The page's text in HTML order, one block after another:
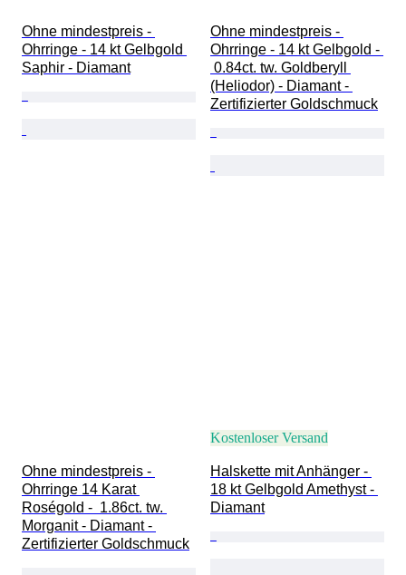
Ohne mindestpreis -
Ohrringe - 14 kt Gelbgold
Saphir - Diamant
Ohne mindestpreis -
Ohrringe - 14 kt Gelbgold -
0.84ct. tw. Goldberyll
(Heliodor) - Diamant -
Zertifizierter Goldschmuck
Ohne mindestpreis -
Ohrringe 14 Karat
Roségold -  1.86ct. tw.
Morganit - Diamant -
Zertifizierter Goldschmuck
Kostenloser Versand
Halskette mit Anhänger -
18 kt Gelbgold Amethyst -
Diamant